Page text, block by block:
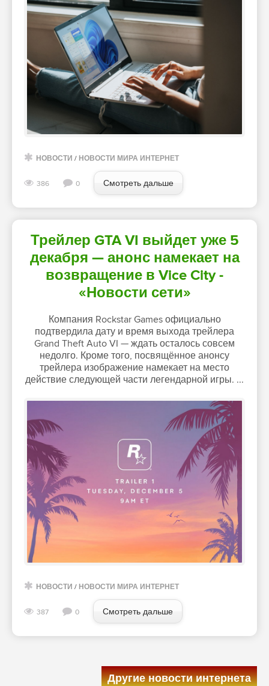
НОВОСТИ / НОВОСТИ МИРА ИНТЕРНЕТ
386 0 Смотреть дальше
Трейлер GTA VI выйдет уже 5
декабря — анонс намекает на
возвращение в Vice City -
«Новости сети»
Компания Rockstar Games официально
подтвердила дату и время выхода трейлера
Grand Theft Auto VI — ждать осталось совсем
недолго. Кроме того, посвящённое анонсу
трейлера изображение намекает на место
действие следующей части легендарной игры. ...
НОВОСТИ / НОВОСТИ МИРА ИНТЕРНЕТ
387 0 Смотреть дальше
Другие новости интернета